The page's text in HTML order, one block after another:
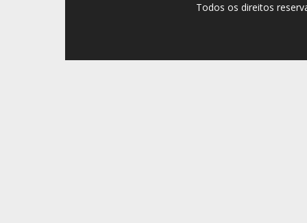
Todos os direitos